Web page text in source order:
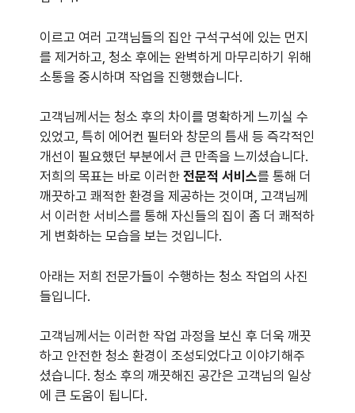
이르고 여러 고객님들의 집안 구석구석에 있는 먼지
를 제거하고, 청소 후에는 완벽하게 마무리하기 위해
소통을 중시하며 작업을 진행했습니다.
고객님께서는 청소 후의 차이를 명확하게 느끼실 수
있었고, 특히 에어컨 필터와 창문의 틈새 등 즉각적인
개선이 필요했던 부분에서 큰 만족을 느끼셨습니다.
저희의 목표는 바로 이러한 전문적 서비스를 통해 더
깨끗하고 쾌적한 환경을 제공하는 것이며, 고객님께
서 이러한 서비스를 통해 자신들의 집이 좀 더 쾌적하
게 변화하는 모습을 보는 것입니다.
아래는 저희 전문가들이 수행하는 청소 작업의 사진
들입니다.
고객님께서는 이러한 작업 과정을 보신 후 더욱 깨끗
하고 안전한 청소 환경이 조성되었다고 이야기해주
셨습니다. 청소 후의 깨끗해진 공간은 고객님의 일상
에 큰 도움이 됩니다.